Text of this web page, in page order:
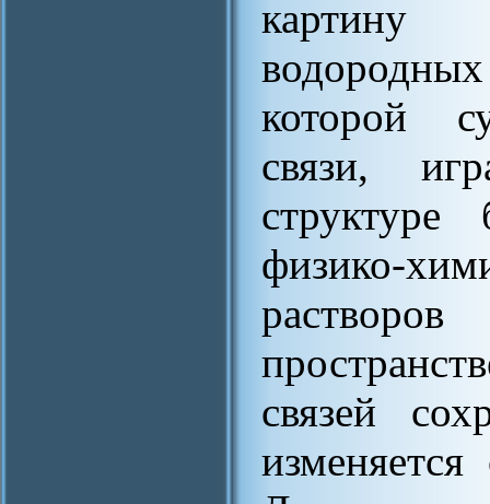
картину
которой
связи,
структуре
физико-
связей